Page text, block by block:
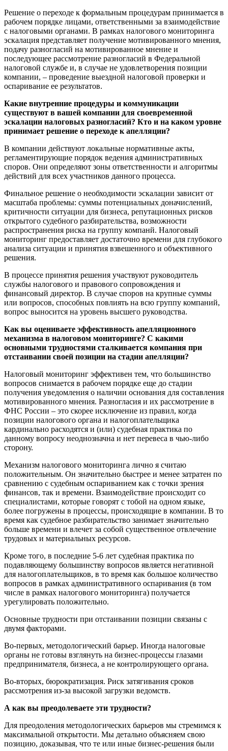
Решение о переходе к формальным процедурам принимается в
рабочем порядке лицами, ответственными за взаимодействие
с налоговыми органами. В рамках налогового мониторинга
эскалация представляет получение мотивированного мнения,
подачу разногласий на мотивированное мнение и
последующее рассмотрение разногласий в Федеральной
налоговой службе и, в случае не удовлетворения позиции
компании, – проведение выездной налоговой проверки и
оспаривание ее результатов.
Какие внутренние процедуры и коммуникации
существуют в вашей компании для своевременной
эскалации налоговых разногласий? Кто и на каком уровне
принимает решение о переходе к апелляции?
В компании действуют локальные нормативные акты,
регламентирующие порядок ведения административных
споров. Они определяют зоны ответственности и алгоритмы
действий для всех участников данного процесса.
Финальное решение о необходимости эскалации зависит от
масштаба проблемы: суммы потенциальных доначислений,
критичности ситуации для бизнеса, репутационных рисков
открытого судебного разбирательства, возможности
распространения риска на группу компанй. Налоговый
мониторинг предоставляет достаточно времени для глубокого
анализа ситуации и принятия взвешенного и объективного
решения.
В процессе принятия решения участвуют руководитель
службы налогового и правового сопровождения и
финансовый директор. В случае споров на крупные суммы
или вопросов, способных повлиять на всю группу компаний,
вопрос выносится на уровень высшего руководства.
Как вы оцениваете эффективность апелляционного
механизма в налоговом мониторинге? С какими
основными трудностями сталкивается компания при
отстаивании своей позиции на стадии апелляции?
Налоговый мониторинг эффективен тем, что большинство
вопросов снимается в рабочем порядке еще до стадии
получения уведомления о наличии основания для составления
мотивированного мнения. Разногласия и их рассмотрение в
ФНС России – это скорее исключение из правил, когда
позиции налогового органа и налогоплательщика
кардинально расходятся и (или) судебная практика по
данному вопросу неоднозначна и нет перевеса в чью-либо
сторону.
Механизм налогового мониторинга лично я считаю
положительным. Он значительно быстрее и менее затратен по
сравнению с судебным оспариванием как с точки зрения
финансов, так и времени. Взаимодействие происходит со
специалистами, которые говорят с тобой на одном языке,
более погружены в процессы, происходящие в компании. В то
время как судебное разбирательство занимает значительно
больше времени и влечет за собой существенное отвлечение
трудовых и материальных ресурсов.
Кроме того, в последние 5-6 лет судебная практика по
подавляющему большинству вопросов является негативной
для налогоплательщиков, в то время как большое количество
вопросов в рамках административного оспаривания (в том
числе в рамках налогового мониторинга) получается
урегулировать положительно.
Основные трудности при отстаивании позиции связаны с
двумя факторами.
Во-первых, методологический барьер. Иногда налоговые
органы не готовы взглянуть на бизнес-процессы глазами
предпринимателя, бизнеса, а не контролирующего органа.
Во-вторых, бюрократизация. Риск затягивания сроков
рассмотрения из-за высокой загрузки ведомств.
А как вы преодолеваете эти трудности?
Для преодоления методологических барьеров мы стремимся к
максимальной открытости. Мы детально объясняем свою
позицию, доказывая, что те или иные бизнес-решения были